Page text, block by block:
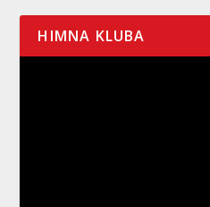
HIMNA KLUBA